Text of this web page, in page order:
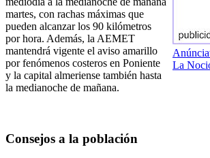
La
martes, con rachas máximas que
pueden alcanzar los 90 kilómetros
por hora. Además, la AEMET
mantendrá vigente el aviso amarillo
por fenómenos costeros en Poniente
y la capital almeriense también hasta
la medianoche de mañana.
Consejos a la población